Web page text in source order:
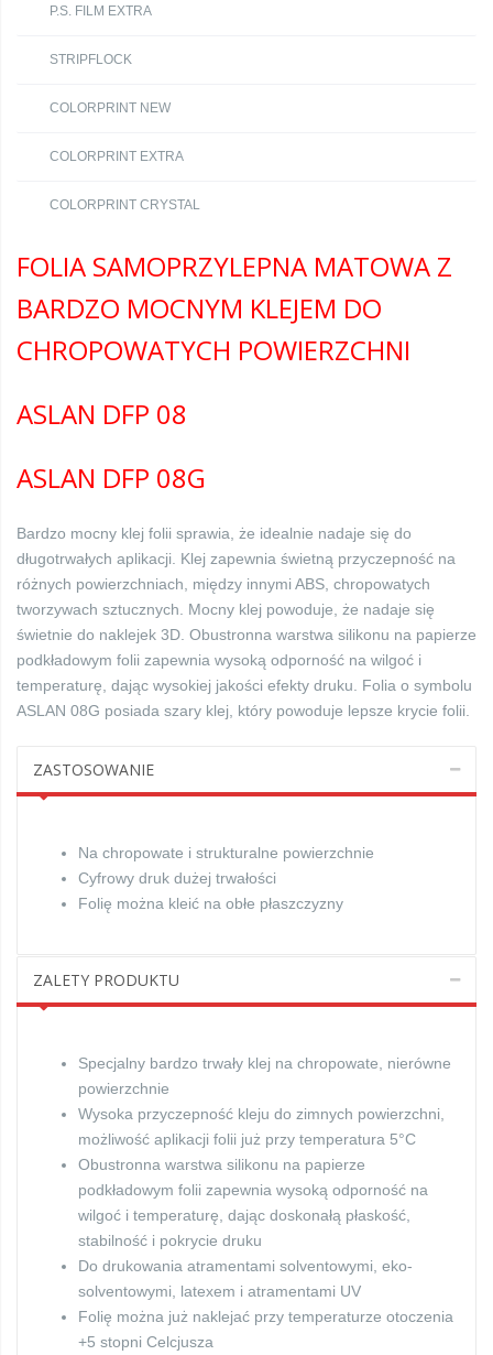
P.S. FILM EXTRA
STRIPFLOCK
COLORPRINT NEW
COLORPRINT EXTRA
COLORPRINT CRYSTAL
FOLIA SAMOPRZYLEPNA MATOWA Z
BARDZO MOCNYM KLEJEM DO
CHROPOWATYCH POWIERZCHNI
ASLAN DFP 08
ASLAN DFP 08G
Bardzo mocny klej folii sprawia, że idealnie nadaje się do
długotrwałych aplikacji. Klej zapewnia świetną przyczepność na
różnych powierzchniach, między innymi ABS, chropowatych
tworzywach sztucznych. Mocny klej powoduje, że nadaje się
świetnie do naklejek 3D. Obustronna warstwa silikonu na papierze
podkładowym folii zapewnia wysoką odporność na wilgoć i
temperaturę, dając wysokiej jakości efekty druku. Folia o symbolu
ASLAN 08G posiada szary klej, który powoduje lepsze krycie folii.
ZASTOSOWANIE
Na chropowate i strukturalne powierzchnie
Cyfrowy druk dużej trwałości
Folię można kleić na obłe płaszczyzny
ZALETY PRODUKTU
Specjalny bardzo trwały klej na chropowate, nierówne
powierzchnie
Wysoka przyczepność kleju do zimnych powierzchni,
możliwość aplikacji folii już przy temperatura 5°C
Obustronna warstwa silikonu na papierze
podkładowym folii zapewnia wysoką odporność na
wilgoć i temperaturę, dając doskonałą płaskość,
stabilność i pokrycie druku
Do drukowania atramentami solventowymi, eko-
solventowymi, latexem i atramentami UV
Folię można już naklejać przy temperaturze otoczenia
+5 stopni Celcjusza